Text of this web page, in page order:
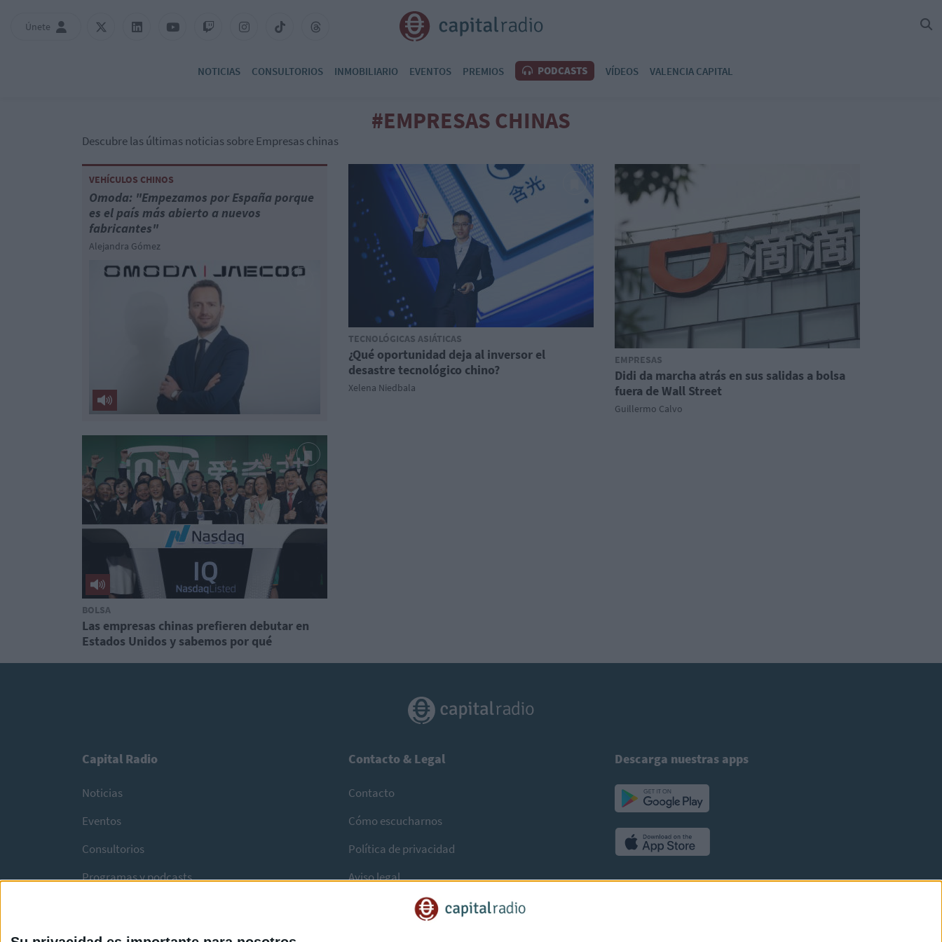
Únete
NOTICIAS CONSULTORIOS INMOBILIARIO EVENTOS PREMIOS PODCASTS VÍDEOS VALENCIA CAPITAL
#EMPRESAS CHINAS
Descubre las últimas noticias sobre Empresas chinas
VEHÍCULOS CHINOS
Omoda: "Empezamos por España porque
es el país más abierto a nuevos
fabricantes"
Alejandra Gómez
TECNOLÓGICAS ASIÁTICAS
¿Qué oportunidad deja al inversor el
desastre tecnológico chino?
Xelena Niedbala
EMPRESAS
Didi da marcha atrás en sus salidas a bolsa
fuera de Wall Street
Guillermo Calvo
BOLSA
Las empresas chinas prefieren debutar en
Estados Unidos y sabemos por qué
Capital Radio
Noticias
Eventos
Consultorios
Programas y podcasts
Contacto & Legal
Contacto
Cómo escucharnos
Política de privacidad
Aviso legal
Descarga nuestras apps